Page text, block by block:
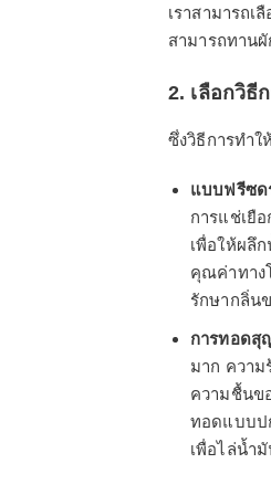
เราสามารถเ
สามารถทาน
2. เลือกวิธี
ซึ่งวิธีการทำ
แบบฟรีซด
การแช่เยื
เพื่อให้ผลึ
คุณค่าทาง
รักษากลิ่น
การทอดสุ
มาก ความ
ความชื้นข
ทอดแบบป
เพื่อไล่น้ำ